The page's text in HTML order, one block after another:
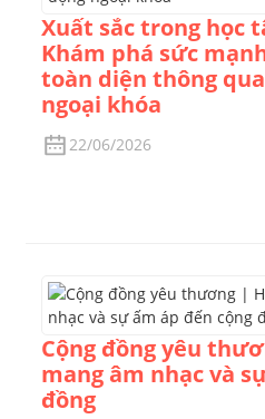
Xuất sắc trong học
Khám phá sức
toàn diện thông
ngoại khóa
22/06/2026
Cộng đồng yêu
mang âm nhạc và
đồng